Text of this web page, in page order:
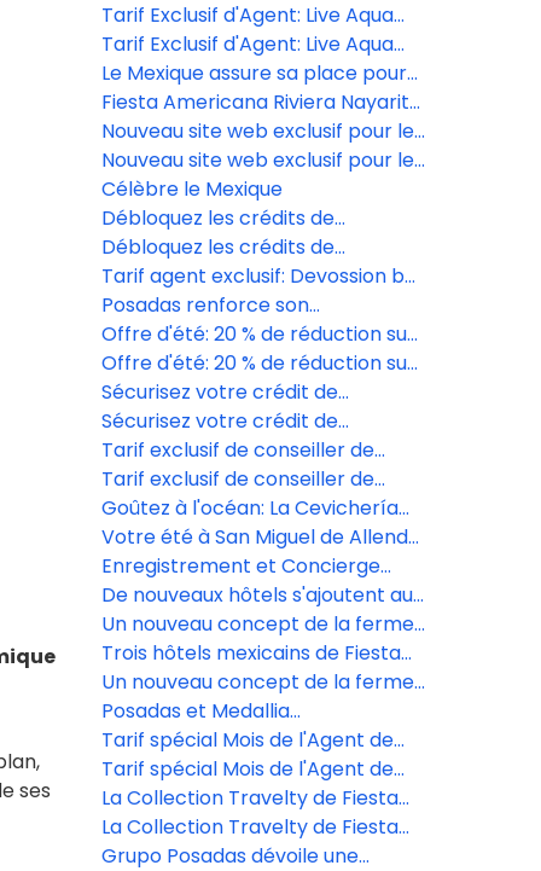
ses
Tarif Exclusif d'Agent: Live Aqua
San Miguel de Allende
Tarif Exclusif d'Agent: Live Aqua
San Miguel de Allende
Le Mexique assure sa place pour
la grande finale du Bocuse d’Or
2027
Fiesta Americana Riviera Nayarit
présente le nouveau design de
son restaurant EFISIA
Nouveau site web exclusif pour les
agents de voyages à Posadas
Nouveau site web exclusif pour les
agents de voyages à Posadas
Célèbre le Mexique
Débloquez les crédits de
complexe du Grand Fiesta
Americana Los Cabos
Débloquez les crédits de
complexe du Grand Fiesta
Americana Los Cabos
Tarif agent exclusif: Devossion by
Live Aqua
Posadas renforce son
engagement social avec la
formation de 189 jeunes au
Mexique
Offre d'été: 20 % de réduction sur
les formules vacances de la
Fiesta Americana Travelty
Collection
Offre d'été: 20 % de réduction sur
les formules vacances de la
Fiesta Americana Travelty
Collection
Sécurisez votre crédit de
villégiature au Grand Fiesta
Americana Los Cabos
Sécurisez votre crédit de
villégiature au Grand Fiesta
Americana Los Cabos
Tarif exclusif de conseiller de
voyage au Live Aqua San Miguel
de Allende
Tarif exclusif de conseiller de
voyage au Live Aqua San Miguel
de Allende
Goûtez à l'océan: La Cevichería
ouvre ses portes au Fiesta
Americana Riviera Nayarit
Votre été à San Miguel de Allende
commence ici!
Enregistrement et Concierge
Digital propulsé par Agentforce
De nouveaux hôtels s'ajoutent au
portefeuille de Posadas
Un nouveau concept de la ferme
à la table prend vie à Grand
Fiesta Americana Los Cabos.
Trois hôtels mexicains de Fiesta
Americana Travelty pourront
désormais arborer la distinction
Clef Verte.
Un nouveau concept de la ferme
à la table prend vie à Grand
Fiesta Americana Los Cabos.
Posadas et Medallia
révolutionnent l'expérience client
grâce à l'écoute en temps réel
Tarif spécial Mois de l'Agent de
Voyages Grupo Posadas
Tarif spécial Mois de l'Agent de
Voyages Grupo Posadas
La Collection Travelty de Fiesta
Americana de Posadas lance une
nouvelle plateforme de
La Collection Travelty de Fiesta
Americana de Posadas lance une
Grupo Posadas dévoile une